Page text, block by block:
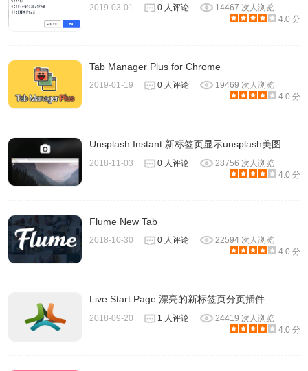
2019-03-01 0 人评论
14467 次人浏览
4.0 分
Tab Manager Plus for Chrome
2019-01-19 0 人评论
19469 次人浏览
4.0 分
Unsplash Instant:新标签页显示unsplash美图
2018-11-03 0 人评论
28756 次人浏览
4.0 分
Flume New Tab
2018-10-30 0 人评论
22594 次人浏览
4.0 分
Live Start Page:漂亮的新标签页分页插件
2018-09-20 1 人评论
24419 次人浏览
4.0 分